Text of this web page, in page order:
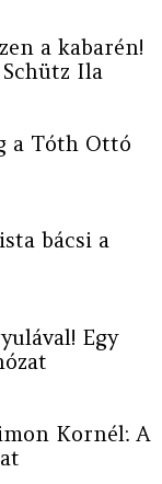
a kabarén!
Ila
a Tóth Ottó
bácsi a
Egy
Kornél: A